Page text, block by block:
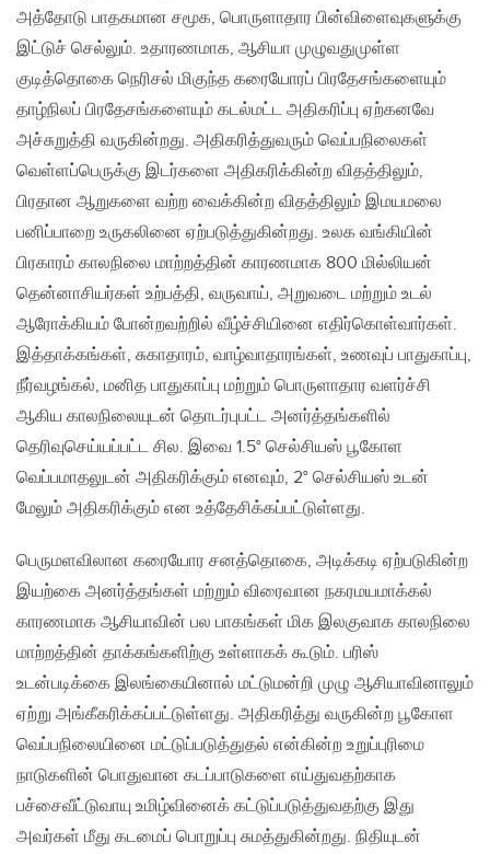
அத்தோடு பாதகமான சமூக, பொருளாதார பின்விளைவுகளுக்கு
இட்டுச் செல்லும். உதாரணமாக, ஆசியா முழுவதுமுள்ள
குடித்தொகை நெரிசல் மிகுந்த கரையோரப் பிரதேசங்களையும்
தாழ்நிலப் பிரதேசங்களையும் கடல்மட்ட அதிகரிப்பு ஏற்கனவே
அச்சுறுத்தி வருகின்றது. அதிகரித்துவரும் வெப்பநிலைகள்
வெள்ளப்பெருக்கு இடர்களை அதிகரிக்கின்ற விதத்திலும்,
பிரதான ஆறுகளை வற்ற வைக்கின்ற விதத்திலும் இமயமலை
பனிப்பாறை உருகலினை ஏற்படுத்துகின்றது. உலக வங்கியின்
பிரகாரம் காலநிலை மாற்றத்தின் காரணமாக 800 மில்லியன்
தென்னாசியர்கள் உற்பத்தி, வருவாய், அறுவடை மற்றும் உடல்
ஆரோக்கியம் போன்றவற்றில் வீழ்ச்சியினை எதிர்கொள்வார்கள்.
இத்தாக்கங்கள், சுகாதாரம், வாழ்வாதாரங்கள், உணவுப் பாதுகாப்பு,
நீர்வழங்கல், மனித பாதுகாப்பு மற்றும் பொருளாதார வளர்ச்சி
ஆகிய காலநிலையுடன் தொடர்புபட்ட அனர்த்தங்களில்
தெரிவுசெய்யப்பட்ட சில. இவை 1.5° செல்சியஸ் பூகோள
வெப்பமாதலுடன் அதிகரிக்கும் எனவும், 2° செல்சியஸ் உடன்
மேலும் அதிகரிக்கும் என உத்தேசிக்கப்பட்டுள்ளது.
பெருமளவிலான கரையோர சனத்தொகை, அடிக்கடி ஏற்படுகின்ற
இயற்கை அனர்த்தங்கள் மற்றும் விரைவான நகரமயமாக்கல்
காரணமாக ஆசியாவின் பல பாகங்கள் மிக இலகுவாக காலநிலை
மாற்றத்தின் தாக்கங்களிற்கு உள்ளாகக் கூடும். பரிஸ்
உடன்படிக்கை இலங்கையினால் மட்டுமன்றி முழு ஆசியாவினாலும்
ஏற்று அங்கீகரிக்கப்பட்டுள்ளது. அதிகரித்து வருகின்ற பூகோள
வெப்பநிலையினை மட்டுப்படுத்துதல் என்கின்ற உறுப்புரிமை
நாடுகளின் பொதுவான கடப்பாடுகளை எய்துவதற்காக
பச்சைவீட்டுவாயு உமிழ்வினைக் கட்டுப்படுத்துவதற்கு இது
அவர்கள் மீது கடமைப் பொறுப்பு சுமத்துகின்றது. நிதியுடன்